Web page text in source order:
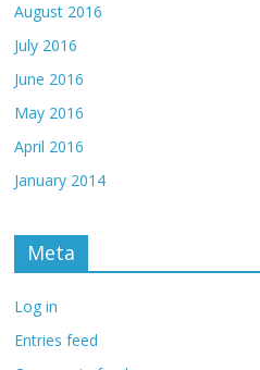
August 2016
July 2016
June 2016
May 2016
April 2016
January 2014
Meta
Log in
Entries feed